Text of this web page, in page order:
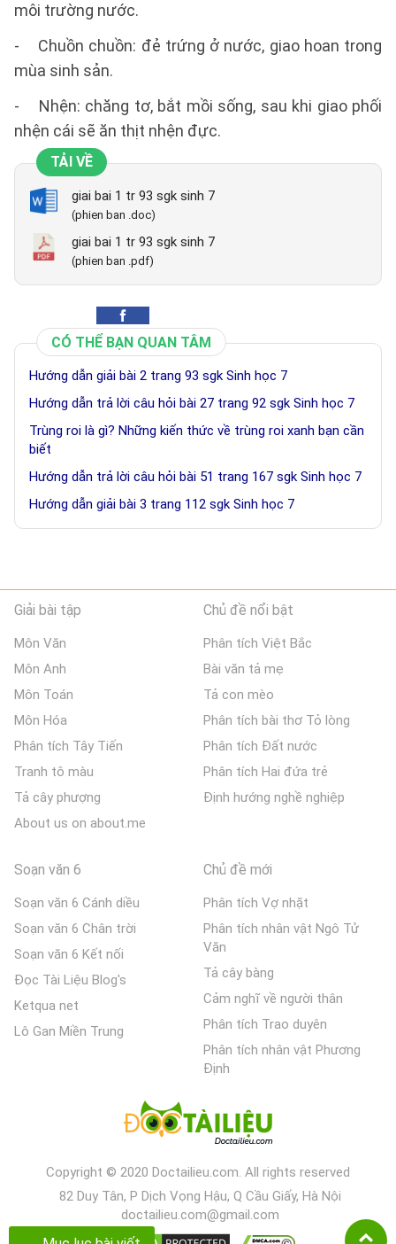
môi trường nước.
- Chuồn chuồn: đẻ trứng ở nước, giao hoan trong
mùa sinh sản.
- Nhện: chăng tơ, bắt mồi sống, sau khi giao phối
nhện cái sẽ ăn thịt nhện đực.
TẢI VỀ
giai bai 1 tr 93 sgk sinh 7
(phien ban .doc)
giai bai 1 tr 93 sgk sinh 7
(phien ban .pdf)
CÓ THỂ BẠN QUAN TÂM
Hướng dẫn giải bài 2 trang 93 sgk Sinh học 7
Hướng dẫn trả lời câu hỏi bài 27 trang 92 sgk Sinh học 7
Trùng roi là gì? Những kiến thức về trùng roi xanh bạn cần
biết
Hướng dẫn trả lời câu hỏi bài 51 trang 167 sgk Sinh học 7
Hướng dẫn giải bài 3 trang 112 sgk Sinh học 7
Giải bài tập
Môn Văn
Môn Anh
Môn Toán
Môn Hóa
Phân tích Tây Tiến
Tranh tô màu
Tả cây phượng
About us on about.me
Chủ đề nổi bật
Phân tích Việt Bắc
Bài văn tả mẹ
Tả con mèo
Phân tích bài thơ Tỏ lòng
Phân tích Đất nước
Phân tích Hai đứa trẻ
Định hướng nghề nghiệp
Soạn văn 6
Soạn văn 6 Cánh diều
Soạn văn 6 Chân trời
Soạn văn 6 Kết nối
Đọc Tài Liệu Blog's
Ketqua net
Lô Gan Miền Trung
Chủ đề mới
Phân tích Vợ nhặt
Phân tích nhân vật Ngô Tử
Văn
Tả cây bàng
Cảm nghĩ về người thân
Phân tích Trao duyên
Phân tích nhân vật Phương
Định
Copyright © 2020 Doctailieu.com. All rights reserved
82 Duy Tân, P Dịch Vọng Hậu, Q Cầu Giấy, Hà Nội
doctailieu.com@gmail.com